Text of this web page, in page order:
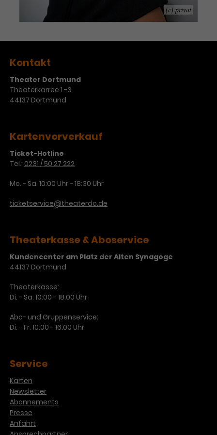
verschiedene Websites hinweg.(c) privat
Kontakt
Theater Dortmund
Theaterkarree 1 -3
44137 Dortmund
Kartenvorverkauf
Ticket-Hotline
Tel.: 0231 / 50 27 222
Mo. - Sa. 10:00 Uhr - 18:30 Uhr
ticketservice@theaterdo.de
Theaterkasse & Aboservice
Kundencenter am Platz der Alten Synagoge
44137 Dortmund
Theaterkasse:
Di. - Sa. 10:00 - 18:00 Uhr
Abo- und Gruppenservice:
Di. - Fr. 10:00 - 16:00 Uhr
Service
Karten
Newsletter
Abonnements
Presse
Anfahrt